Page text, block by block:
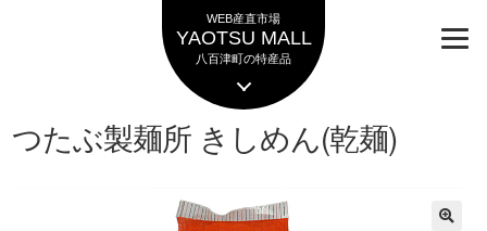
WEB産直市場
YAOTSU MALL
八百津町の特産品
ョ
ン
へ
ス
つたぶ製麺所 きしめん(乾麺)